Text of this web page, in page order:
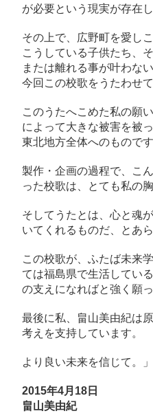
だ
ま
し
た。
の
が必要という現実が存在し
その上で、広野町を愛し
こうしている子供たち、
または離れる事が叶わな
今回この校歌をうたわせ
このうたへこめた私の願
によって大きな被害を被
東北地方全体へのものです
製作・企画の過程で、こ
った校歌は、とても私の
そしてうたとは、心と魂
いてくれるものだ、とあ
この校歌が、ふたば未来
ては福島県で生活してい
の支えになればと強く願っ
最後に私、畠山美由紀は
考えを支持しています。
より良い未来を信じて。」
2015年4月18日
畠山美由紀